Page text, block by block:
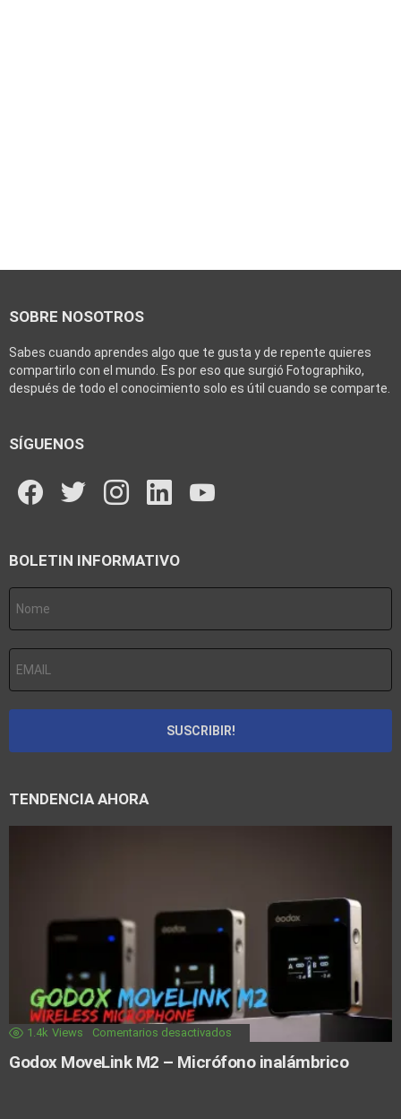
SOBRE NOSOTROS
Sabes cuando aprendes algo que te gusta y de repente quieres
compartirlo con el mundo. Es por eso que surgió Fotographiko,
después de todo el conocimiento solo es útil cuando se comparte.
SÍGUENOS
BOLETIN INFORMATIVO
TENDENCIA AHORA
1.4k Views Comentarios desactivados
Godox MoveLink M2 – Micrófono inalámbrico